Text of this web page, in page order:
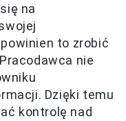
na
to zrobić
nie
Dzięki temu
kontrolę nad